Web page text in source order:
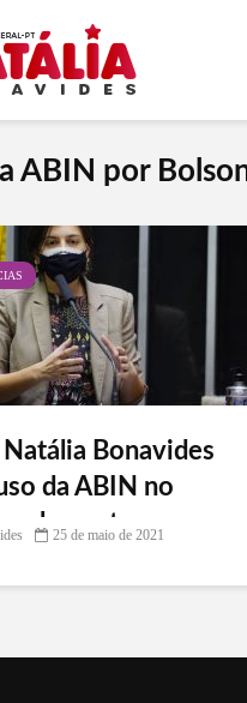
ABIN por
Bonavides
da ABIN no
25 de maio de 2021